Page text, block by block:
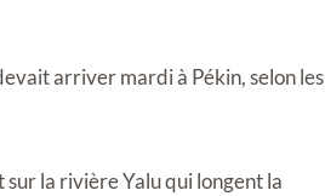
arriver mardi à Pékin, selon les
la rivière Yalu qui longent la